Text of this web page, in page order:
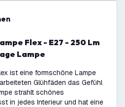
Lampe
ist eine formschöne Lampe
Glühfäden das Gefühl
strahlt schönes
in jedes Interieur und hat eine